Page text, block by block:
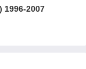
1996-2007